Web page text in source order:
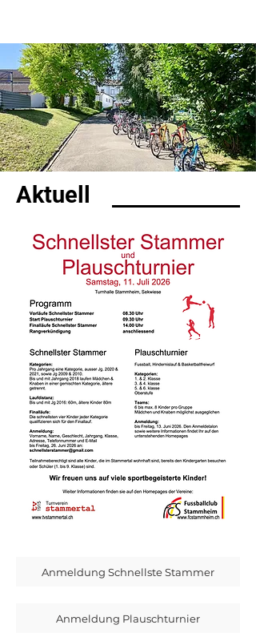
Aktuell
Anmeldung Schnellste Stammer
Anmeldung Plauschturnier